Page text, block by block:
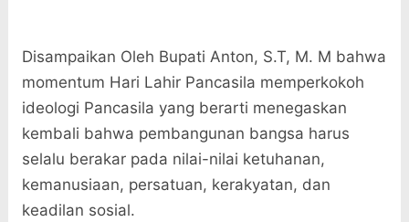
Disampaikan Oleh Bupati Anton, S.T, M. M bahwa
momentum Hari Lahir Pancasila memperkokoh
ideologi Pancasila yang berarti menegaskan
kembali bahwa pembangunan bangsa harus
selalu berakar pada nilai-nilai ketuhanan,
kemanusiaan, persatuan, kerakyatan, dan
keadilan sosial.